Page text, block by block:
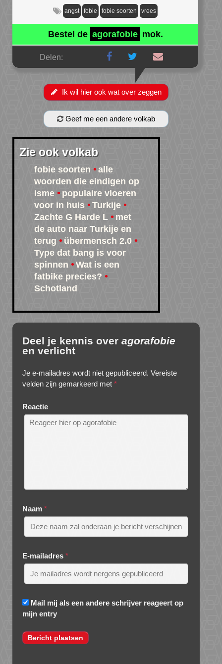
angst fobie fobie soorten vrees
Bestel de agorafobie mok.
Delen:
Ik wil hier ook wat over zeggen
Geef me een andere volkab
Zie ook volkab
fobie soorten
alle
woorden die eindigen op
isme
populaire vloeren
voor in huis
Turkije
Zachte G Harde L
met
de auto naar Turkije en
terug
übermensch 2.0
Type dat bang is voor
spinnen
Wat is een
fatbike precies?
Schotland
Deel je kennis over agorafobie
en verlicht
Je e-mailadres wordt niet gepubliceerd. Vereiste
velden zijn gemarkeerd met *
Reactie
Naam *
E-mailadres *
Mail mij als een andere schrijver reageert op
mijn entry